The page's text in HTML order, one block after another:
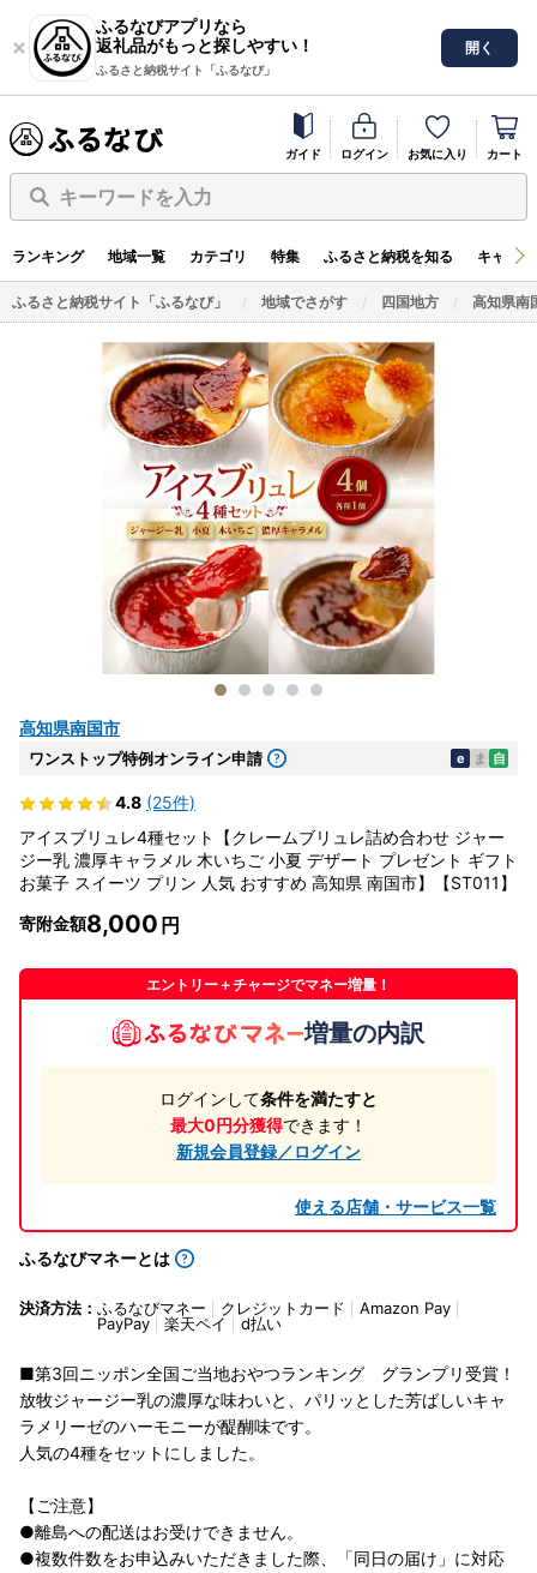
ふるなびアプリなら
返礼品がもっと探しやすい！
ふるさと納税サイト「ふるなび」
開く
ガイド ログイン お気に入り カート
キーワードを入力
ランキング 地域一覧 カテゴリ 特集 ふるさと納税を知る キャン
ふるさと納税サイト「ふるなび」 地域でさがす 四国地方 高知県南
高知県南国市
ワンストップ特例オンライン申請 e ま 自
4.8 (25件)
アイスブリュレ4種セット【クレームブリュレ詰め合わせ ジャー
ジー乳 濃厚キャラメル 木いちご 小夏 デザート プレゼント ギフト
お菓子 スイーツ プリン 人気 おすすめ 高知県 南国市】【ST011】
寄附金額8,000
エントリー＋チャージでマネー増量！
増量の内訳
ログインして条件を満たすと
最大0円分獲得できます！
新規会員登録／ログイン
使える店舗・サービス一覧
ふるなびマネーとは
決済方法： ふるなびマネー クレジットカード
Amazon Pay
PayPay
楽天ペイ d払い
■第3回ニッポン全国ご当地おやつランキング グランプリ受賞！
放牧ジャージー乳の濃厚な味わいと、パリッとした芳ばしいキャ
ラメリーゼのハーモニーが醍醐味です。
人気の4種をセットにしました。
【ご注意】
●離島への配送はお受けできません。
●複数件数をお申込みいただきました際、「同日の届け」に対応